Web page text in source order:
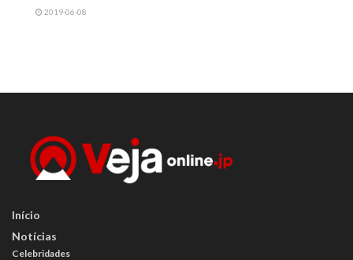
2019-06-08
Início
Notícias
Celebridades